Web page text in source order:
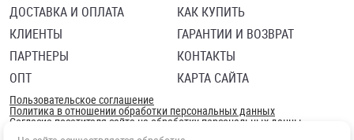
ДОСТАВКА И ОПЛАТА
КЛИЕНТЫ
ПАРТНЕРЫ
ОПТ
КАК КУПИТЬ
ГАРАНТИИ И ВОЗВРАТ
КОНТАКТЫ
КАРТА САЙТА
Пользовательское соглашение
Политика в отношении обработки персональных данных
Согласие посетителя сайта на обработку персональных данны